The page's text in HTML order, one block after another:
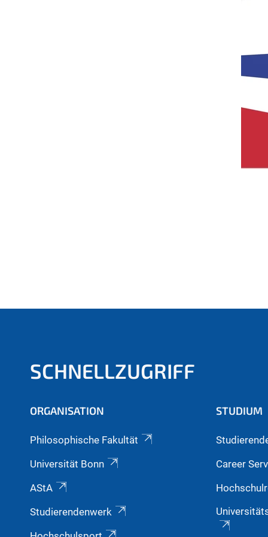
SCHNELLZUGRIFF
ORGANISATION
Philosophische Fakultät
Universität Bonn
AStA
Studierendenwerk
STUDIUM
Career